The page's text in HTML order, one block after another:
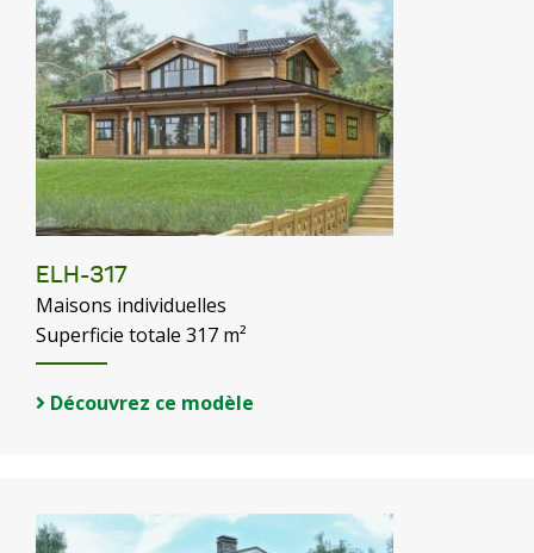
ELH-317
Maisons individuelles
Superficie totale 317 m²
Découvrez ce modèle